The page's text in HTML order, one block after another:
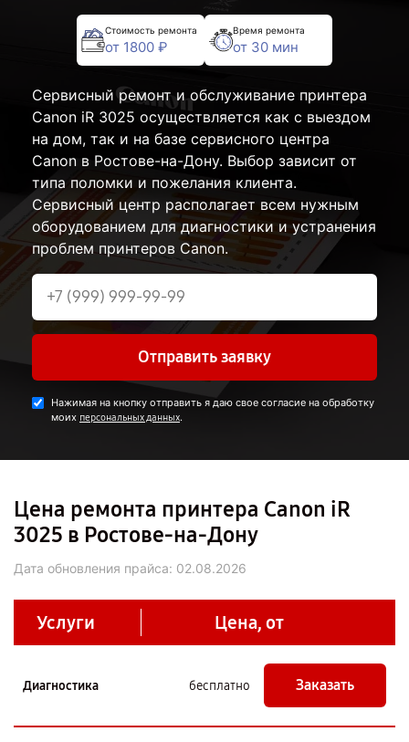
Стоимость ремонта
от 1800 ₽
Время ремонта
от 30 мин
Сервисный ремонт и обслуживание принтера
Canon iR 3025 осуществляется как с выездом
на дом, так и на базе сервисного центра
Canon в Ростове-на-Дону. Выбор зависит от
типа поломки и пожелания клиента.
Сервисный центр располагает всем нужным
оборудованием для диагностики и устранения
проблем принтеров Canon.
Отправить заявку
Нажимая на кнопку отправить я даю свое согласие на обработку
моих персональных данных.
Цена ремонта принтера Canon iR
3025 в Ростове-на-Дону
Дата обновления прайса: 02.08.2026
Услуги Цена, от
Диагностика бесплатно Заказать